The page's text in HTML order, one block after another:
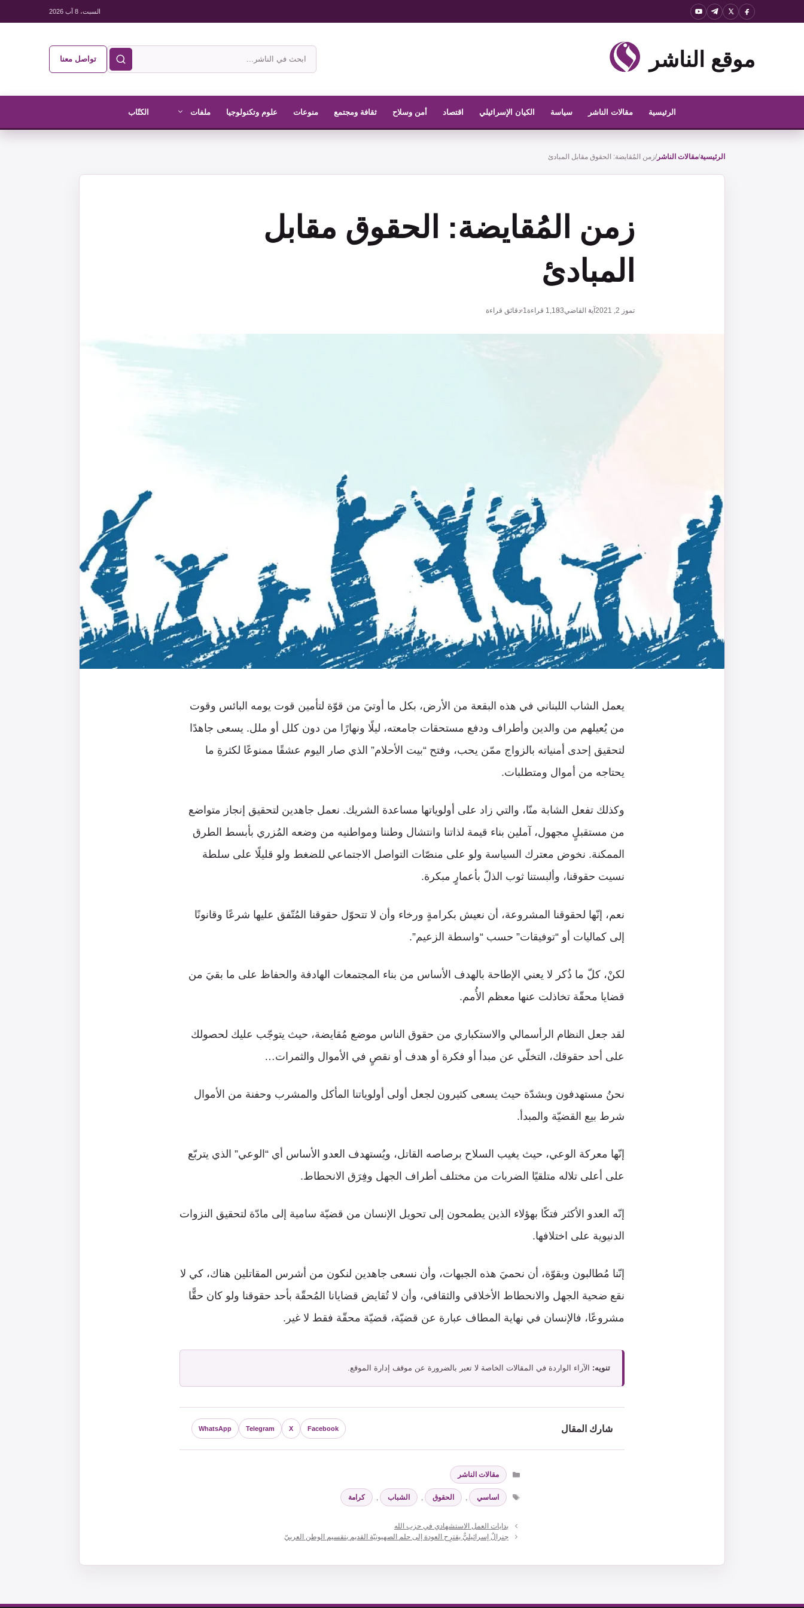
السبت، 8 آب 2026
موقع الناشر
ابحث
في
الناشر
تواصل معنا
الرئيسية مقالات الناشر سياسة الكيان الإسرائيلي اقتصاد أمن وسلاح ثقافة ومجتمع منوعات علوم وتكنولوجيا ملفات الكتّاب
الرئيسية/مقالات الناشر/زمن المُقايضة: الحقوق مقابل المبادئ
زمن المُقايضة: الحقوق مقابل
المبادئ
تموز 2, 2021 آية القاضي1,183 قراءة1 دقائق قراءة
يعمل الشاب اللبناني في هذه البقعة من الأرض، بكل ما أوتيَ من قوّة لتأمين قوت يومه البائس وقوت
من يُعيلهم من والدين وأطراف ودفع مستحقات جامعته، ليلًا ونهارًا من دون كلل أو ملل. يسعى جاهدًا
لتحقيق إحدى أمنياته بالزواج ممّن يحب، وفتح “بيت الأحلام” الذي صار اليوم عشقًا ممنوعًا لكثرةِ ما
يحتاجه من أموال ومتطلبات.
وكذلك تفعل الشابة منّا، والتي زاد على أولوياتها مساعدة الشريك. نعمل جاهدين لتحقيق إنجاز متواضع
من مستقبلٍ مجهول، آملين بناء قيمة لذاتنا وانتشال وطننا ومواطنيه من وضعه المُزري بأبسط الطرق
الممكنة. نخوض معترك السياسة ولو على منصّات التواصل الاجتماعي للضغط ولو قليلًا على سلطة
نسيت حقوقنا، وألبستنا ثوب الذلّ بأعمارٍ مبكرة.
نعم، إنّها لحقوقنا المشروعة، أن نعيش بكرامةٍ ورخاء وأن لا تتحوّل حقوقنا المُتّفق عليها شرعًا وقانونًا
إلى كماليات أو “توفيقات” حسب “واسطة الزعيم”.
لكنْ، كلّ ما ذُكر لا يعني الإطاحة بالهدف الأساس من بناء المجتمعات الهادفة والحفاظ على ما بقيَ من
قضايا محقّة تخاذلت عنها معظم الأُمم.
لقد جعل النظام الرأسمالي والاستكباري من حقوق الناس موضع مُقايضة، حيث يتوجّب عليك لحصولك
على أحد حقوقك، التخلّي عن مبدأ أو فكرة أو هدف أو نقصٍ في الأموال والثمرات…
نحنُ مستهدفون وبشدّة حيث يسعى كثيرون لجعل أولى أولوياتنا المأكل والمشرب وحفنة من الأموال
شرط بيع القضيّة والمبدأ.
إنّها معركة الوعي، حيث يغيب السلاح برصاصه القاتل، ويُستهدف العدو الأساس أي “الوعي” الذي يتربّع
على أعلى تلاله متلقيًا الضربات من مختلف أطراف الجهل وفِرَق الانحطاط.
إنّه العدو الأكثر فتكًا بهؤلاء الذين يطمحون إلى تحويل الإنسان من قضيّة سامية إلى مادّة لتحقيق النزوات
الدنيوية على اختلافها.
إنّنا مُطالبون وبقوّة، أن نحميَ هذه الجبهات، وأن نسعى جاهدين لنكون من أشرس المقاتلين هناك، كي لا
نقع ضحية الجهل والانحطاط الأخلاقي والثقافي، وأن لا تُقايض قضايانا المُحقّة بأحد حقوقنا ولو كان حقًّا
مشروعًا، فالإنسان في نهاية المطاف عبارة عن قضيّة، قضيّة محقّة فقط لا غير.
تنويه: الآراء الواردة في المقالات الخاصة لا تعبر بالضرورة عن موقف إدارة الموقع.
شارك المقال Facebook
X
Telegram
WhatsApp
التصنيفات
مقالات الناشر
الوسوم
اساسي , الحقوق , الشباب , كرامة
بدايات العمل الاستشهادي في حزب الله
جنرالٌ إسرائيليٌّ يقترِح العودة إلى حلم الصهيونيّة القديم بتقسيم الوطن العربيّ